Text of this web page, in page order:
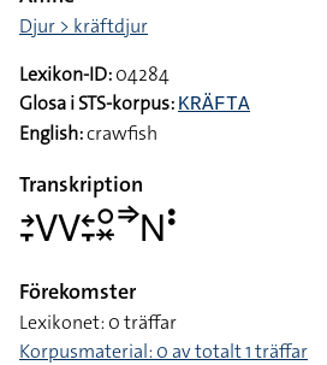
Djur > kräftdjur
Lexikon-ID:04284
Glosa i STS-korpus: KRÄFTA
English:crawfish
Transkription
􌥔􌥙􌤭􌤭􌥓􌥙􌥰􌦂􌦆􌥌􌥻
Förekomster
Lexikonet: 0 träffar
Korpusmaterial: 0 av totalt 1 träffar